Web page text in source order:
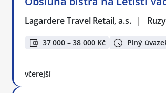
Lagardere Travel Retail, a.s. |
37 000 – 38 000 Kč Plný
včerejší